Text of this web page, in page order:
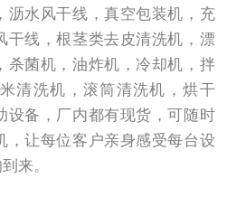
沥水风干线，真空包装机，充
干线，根茎类去皮清洗机，漂
杀菌机，油炸机，冷却机，拌
清洗机，滚筒清洗机，烘干
设备，厂内都有现货，可随时
，让每位客户亲身感受每台设
来。